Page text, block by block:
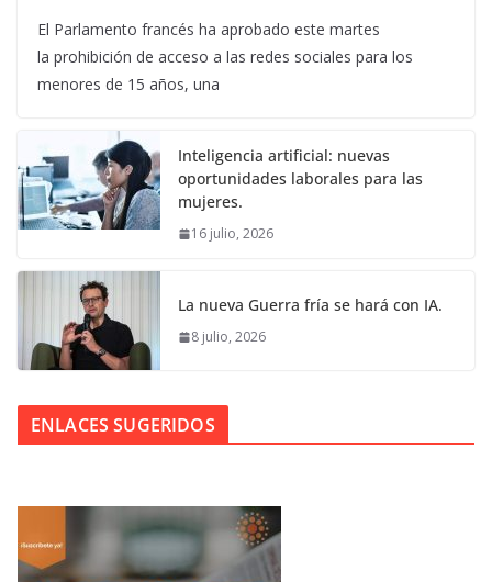
El Parlamento francés ha aprobado este martes
la prohibición de acceso a las redes sociales para los
menores de 15 años, una
Inteligencia artificial: nuevas
oportunidades laborales para las
mujeres.
16 julio, 2026
La nueva Guerra fría se hará con IA.
8 julio, 2026
ENLACES SUGERIDOS